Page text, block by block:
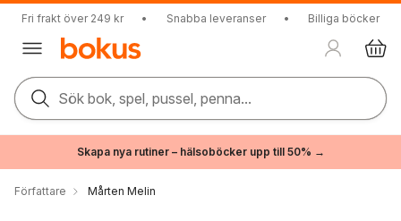
Fri frakt över 249 kr • Snabba leveranser • Billiga böcker
Sök bok, spel, pussel, penna...
Skapa nya rutiner – hälsoböcker upp till 50% →
Författare Mårten Melin